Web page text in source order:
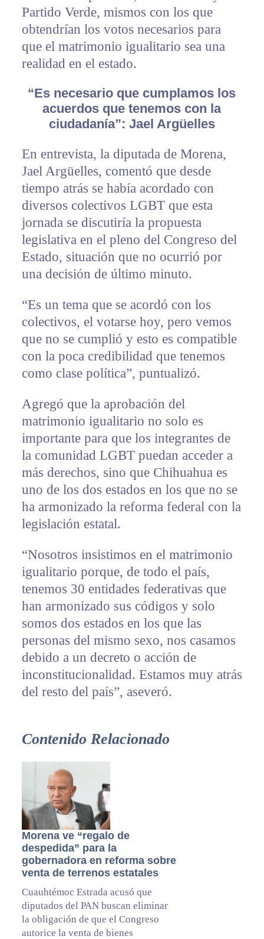
Partido Verde, mismos con los que
obtendrían los votos necesarios para
que el matrimonio igualitario sea una
realidad en el estado.
“Es necesario que cumplamos los
acuerdos que tenemos con la
ciudadanía”: Jael Argüelles
En entrevista, la diputada de Morena,
Jael Argüelles, comentó que desde
tiempo atrás se había acordado con
diversos colectivos LGBT que esta
jornada se discutiría la propuesta
legislativa en el pleno del Congreso del
Estado, situación que no ocurrió por
una decisión de último minuto.
“Es un tema que se acordó con los
colectivos, el votarse hoy, pero vemos
que no se cumplió y esto es compatible
con la poca credibilidad que tenemos
como clase política”, puntualizó.
Agregó que la aprobación del
matrimonio igualitario no solo es
importante para que los integrantes de
la comunidad LGBT puedan acceder a
más derechos, sino que Chihuahua es
uno de los dos estados en los que no se
ha armonizado la reforma federal con la
legislación estatal.
“Nosotros insistimos en el matrimonio
igualitario porque, de todo el país,
tenemos 30 entidades federativas que
han armonizado sus códigos y solo
somos dos estados en los que las
personas del mismo sexo, nos casamos
debido a un decreto o acción de
inconstitucionalidad. Estamos muy atrás
del resto del país”, aseveró.
Contenido Relacionado
Morena ve “regalo de
despedida” para la
gobernadora en reforma sobre
venta de terrenos estatales
Cuauhtémoc Estrada acusó que
diputados del PAN buscan eliminar
la obligación de que el Congreso
autorice la venta de bienes